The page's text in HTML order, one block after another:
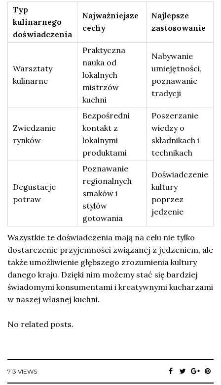
Typ
kulinarnego
doświadczenia
Najważniejsze
cechy
Najlepsze
zastosowanie
Warsztaty
kulinarne
Praktyczna
nauka od
lokalnych
mistrzów
kuchni
Nabywanie
umiejętności,
poznawanie
tradycji
Zwiedzanie
rynków
Bezpośredni
kontakt z
lokalnymi
produktami
Poszerzanie
wiedzy o
składnikach i
technikach
Degustacje
potraw
Poznawanie
regionalnych
smaków i
stylów
gotowania
Doświadczenie
kultury
poprzez
jedzenie
Wszystkie te doświadczenia mają na celu nie tylko
dostarczenie przyjemności związanej z jedzeniem, ale
także umożliwienie głębszego zrozumienia kultury
danego kraju. Dzięki nim możemy stać się bardziej
świadomymi konsumentami i kreatywnymi kucharzami
w naszej własnej kuchni.
No related posts.
713 VIEWS